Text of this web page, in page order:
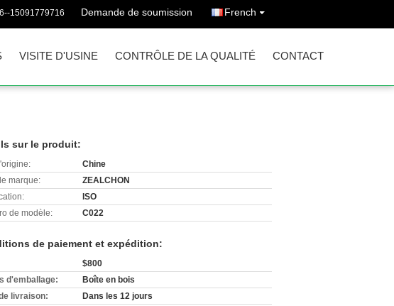
15091779716 Demande de soumission French
VISITE D'USINE CONTRÔLE DE LA QUALITÉ CONTACT
sur le produit:
Chine
marque:
ZEALCHON
ISO
de modèle:
C022
de paiement et expédition:
$800
d'emballage:
Boîte en bois
livraison:
Dans les 12 jours